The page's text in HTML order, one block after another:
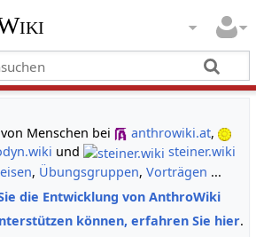
Menschen bei
anthrowiki.at,
und
steiner.wiki
, Übungsgruppen, Vorträgen ...
die Entwicklung von AnthroWiki
können, erfahren Sie hier.